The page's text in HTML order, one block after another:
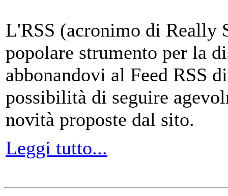
L'RSS (acronimo di Really
popolare strumento per la
abbonandovi al Feed RSS
possibilità di seguire
novità proposte dal sito.
Leggi tutto...